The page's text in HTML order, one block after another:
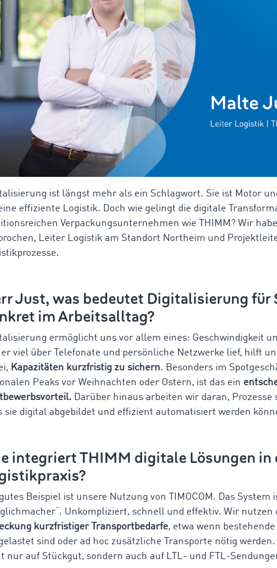
ist längst mehr als ein Schlagwort. Sie ist Motor
effiziente Logistik. Doch wie gelingt die digitale
Verpackungsunternehmen wie THIMM? Wir
Leiter Logistik am Standort Northeim und
Just, was bedeutet Digitalisierung für
im Arbeitsalltag?
ermöglicht uns vor allem eines: Geschwindigkeit
viel über Telefonate und persönliche Netzwerke lief, hilft
Kapazitäten kurzfristig zu sichern. Besonders im
Peaks vor Weihnachten oder Ostern, ist das ein
Darüber hinaus arbeiten wir daran,
sie digital abgebildet und effizient automatisiert werden
integriert THIMM digitale Lösungen in
Beispiel ist unsere Nutzung von TIMOCOM. Das System
Unkompliziert, schnell und effektiv. Wir nutzen
kurzfristiger Transportbedarfe, etwa wenn
sind oder ad hoc zusätzliche Transporte nötig
nur auf Stückgut, sondern auch auf LTL- und FTL-